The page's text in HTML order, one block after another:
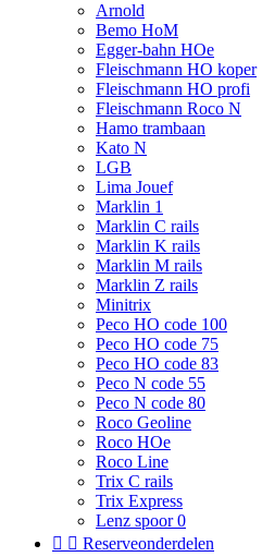
Arnold
Bemo HoM
Egger-bahn HOe
Fleischmann HO koper
Fleischmann HO profi
Fleischmann Roco N
Hamo trambaan
Kato N
LGB
Lima Jouef
Marklin 1
Marklin C rails
Marklin K rails
Marklin M rails
Marklin Z rails
Minitrix
Peco HO code 100
Peco HO code 75
Peco HO code 83
Peco N code 55
Peco N code 80
Roco Geoline
Roco HOe
Roco Line
Trix C rails
Trix Express
Lenz spoor 0
  Reserveonderdelen